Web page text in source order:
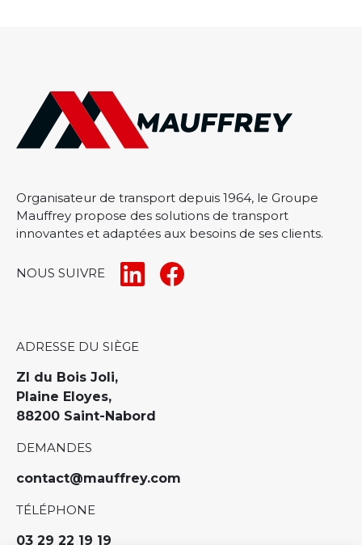
Organisateur de transport depuis 1964, le Groupe
Mauffrey propose des solutions de transport
innovantes et adaptées aux besoins de ses clients.
NOUS SUIVRE
ADRESSE DU SIÈGE
ZI du Bois Joli,
Plaine Eloyes,
88200 Saint-Nabord
DEMANDES
contact@mauffrey.com
TÉLÉPHONE
03 29 22 19 19